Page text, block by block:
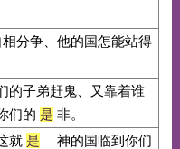
相分争、他的国怎能站得
的子弟赶鬼、又靠着谁
们的 是 非。
就 是 神的国临到你们